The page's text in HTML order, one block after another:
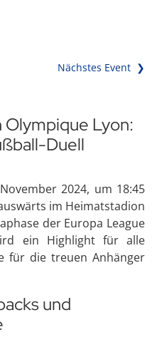
Nächstes Event ❯
Olympique Lyon:
Duell
2024, um 18:45
im Heimatstadion
der Europa League
ein Highlight für alle
für die treuen Anhänger
und